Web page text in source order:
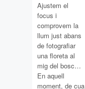
Ajustem el
focus i
comprovem la
llum just abans
de fotografiar
una floreta al
mig del bosc…
En aquell
moment, de cua